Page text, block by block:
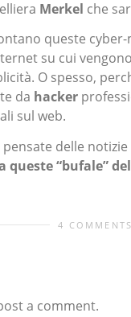
Merkel che
queste
su cui
O spesso,
da hacker
sul web.
pensate delle
queste “bufale”
4 COMMENTS
a comment.